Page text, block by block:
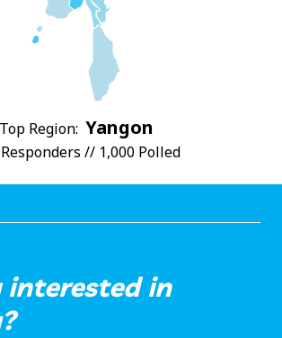
Top Region: Yangon
// 1,000 Polled
interested in